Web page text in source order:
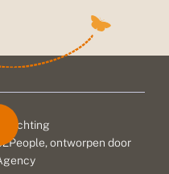
, ontworpen door